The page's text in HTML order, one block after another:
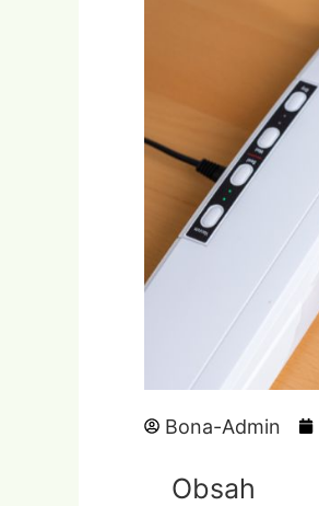
Bona-Admin
Obsah